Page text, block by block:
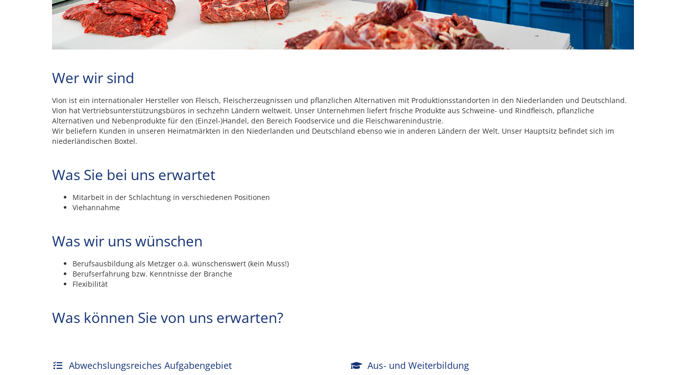
Wer wir sind
Vion ist ein internationaler Hersteller von Fleisch, Fleischerzeugnissen und pflanzlichen Alternativen mit Produktionsstandorten in den Niederlanden und Deutschland.
Vion hat Vertriebsunterstützungsbüros in sechzehn Ländern weltweit. Unser Unternehmen liefert frische Produkte aus Schweine- und Rindfleisch, pflanzliche
Alternativen und Nebenprodukte für den (Einzel-)Handel, den Bereich Foodservice und die Fleischwarenindustrie.
Wir beliefern Kunden in unseren Heimatmärkten in den Niederlanden und Deutschland ebenso wie in anderen Ländern der Welt. Unser Hauptsitz befindet sich im
niederländischen Boxtel.
Was Sie bei uns erwartet
Mitarbeit in der Schlachtung in verschiedenen Positionen
Viehannahme
Was wir uns wünschen
Berufsausbildung als Metzger o.ä. wünschenswert (kein Muss!)
Berufserfahrung bzw. Kenntnisse der Branche
Flexibilität
Was können Sie von uns erwarten?
Abwechslungsreiches Aufgabengebiet Aus- und Weiterbildung